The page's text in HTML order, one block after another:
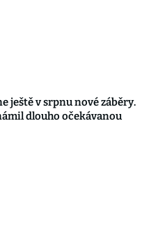
ještě v srpnu nové záběry.
dlouho očekávanou